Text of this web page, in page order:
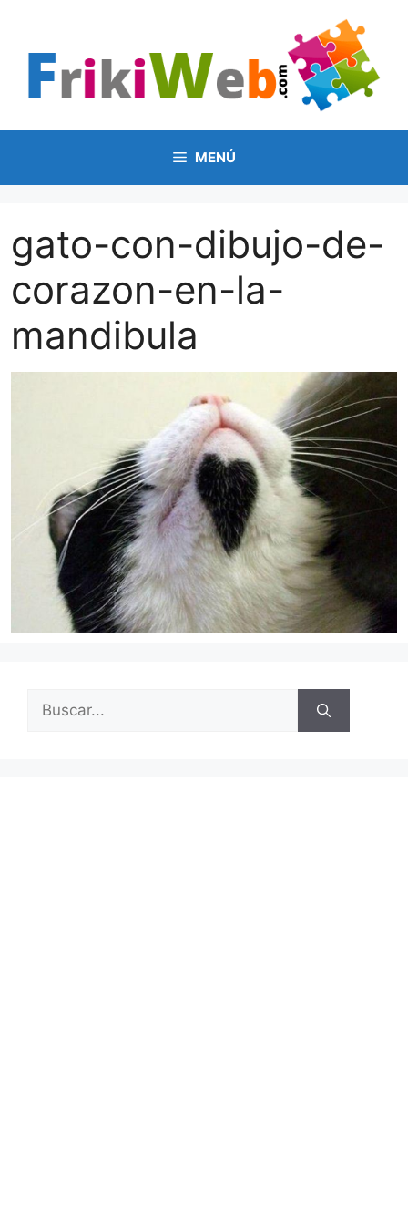
contenido
MENÚ
gato-con-dibujo-de-
corazon-en-la-
mandibula
Buscar: